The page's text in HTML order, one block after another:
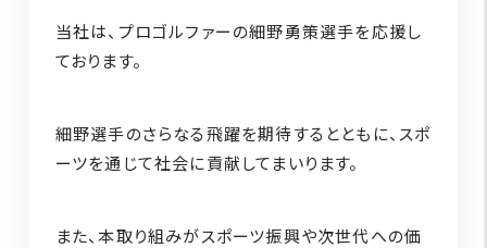
当社は、プロゴルファーの細野勇策選手を応援し
ております。
細野選手のさらなる飛躍を期待するとともに、スポ
ーツを通じて社会に貢献してまいります。
また、本取り組みがスポーツ振興や次世代への価